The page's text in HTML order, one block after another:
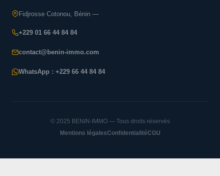
Fidjrosse Cotonou, Bénin —
+229 01 66 44 84 84
contact@benin-immo.com
WhatsApp : +229 66 44 84 84
© 2025 BENIN-IMMO — Tous droits réservés
Mentions légalesConfidentialitéCGU